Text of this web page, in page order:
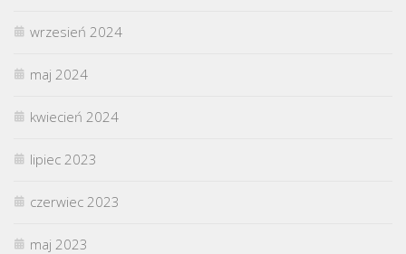
wrzesień 2024
maj 2024
kwiecień 2024
lipiec 2023
czerwiec 2023
maj 2023